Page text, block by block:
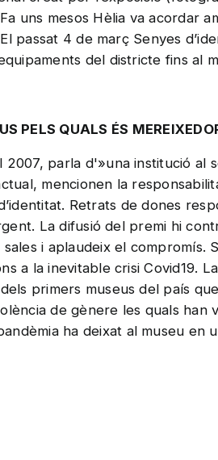
uns mesos Hèlia va acordar
passat 4 de març Senyes
del districte fins al
PELS QUALS ÉS
2007, parla d'»una institució
mencionen la
Retrats de dones
La difusió del premi hi
i aplaudeix el compromís.
a la inevitable crisi Covid19.
primers museus del país
de gènere les quals han
ha deixat al museu